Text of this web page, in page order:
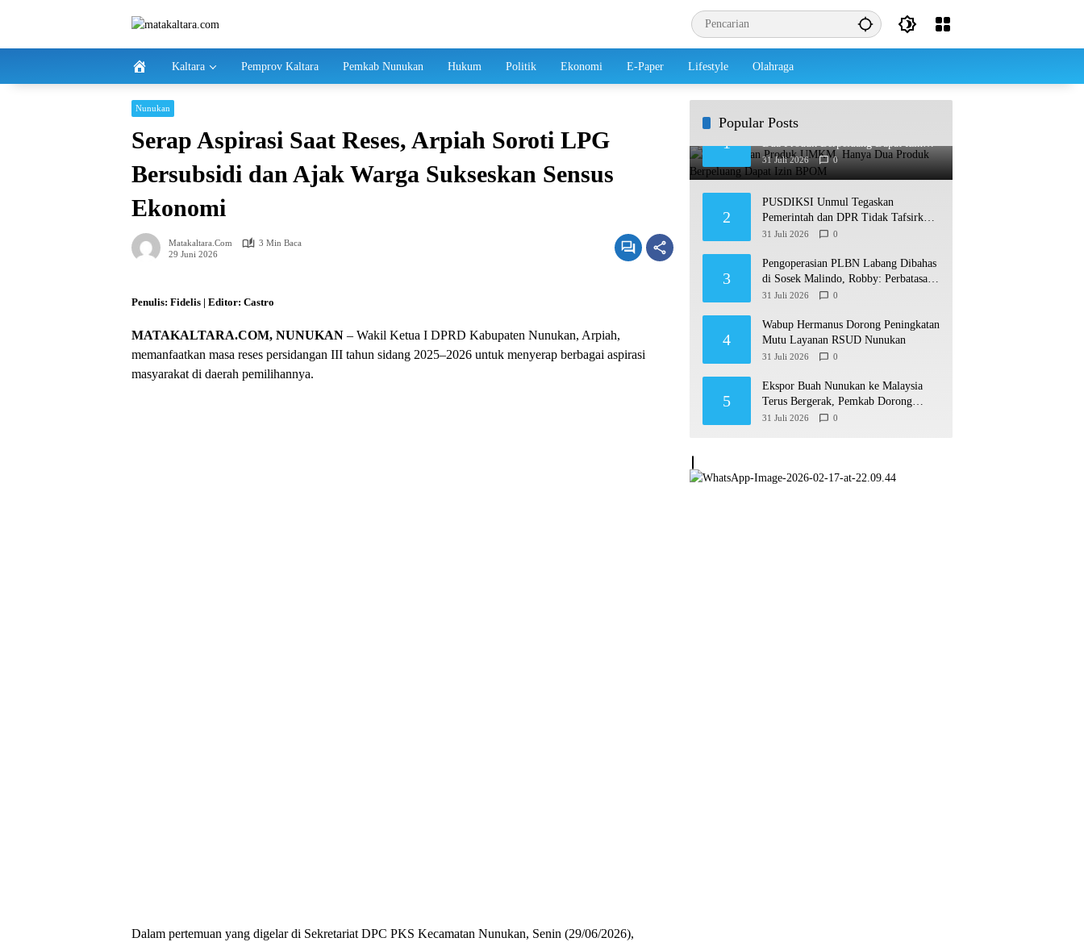
Kaltara Pemprov Kaltara Pemkab Nunukan Hukum Politik Ekonomi E-Paper Lifestyle Olahraga
Nunukan
Serap Aspirasi Saat Reses, Arpiah Soroti LPG
Bersubsidi dan Ajak Warga Sukseskan Sensus
Ekonomi
Matakaltara.com
3 Min Baca
29 Juni 2026
Penulis: Fidelis | Editor: Castro
MATAKALTARA.COM, NUNUKAN – Wakil Ketua I DPRD Kabupaten Nunukan, Arpiah,
memanfaatkan masa reses persidangan III tahun sidang 2025–2026 untuk menyerap berbagai aspirasi
masyarakat di daerah pemilihannya.
Dalam pertemuan yang digelar di Sekretariat DPC PKS Kecamatan Nunukan, Senin (29/06/2026),
Popular Posts
1
Dari Belasan Produk UMKM, Hanya
Dua Produk Berpeluang Dapat Izin
BPOM
31 Juli 2026 0
2
PUSDIKSI Unmul Tegaskan
Pemerintah dan DPR Tidak Tafsirkan
Putusan MK Soal MBG Sesuka Hati
31 Juli 2026 0
3
Pengoperasian PLBN Labang Dibahas
di Sosek Malindo, Robby: Perbatasan
Jadi Motor Ekonomi
31 Juli 2026 0
4
Wabup Hermanus Dorong Peningkatan
Mutu Layanan RSUD Nunukan
31 Juli 2026 0
5
Ekspor Buah Nunukan ke Malaysia
Terus Bergerak, Pemkab Dorong
Produk Lokal Naik Kelas
31 Juli 2026 0